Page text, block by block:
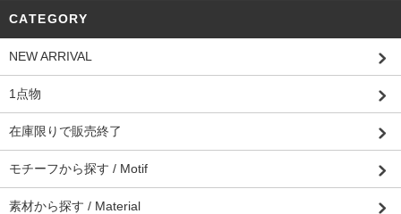
CATEGORY
NEW ARRIVAL
1点物
在庫限りで販売終了
モチーフから探す / Motif
素材から探す / Material